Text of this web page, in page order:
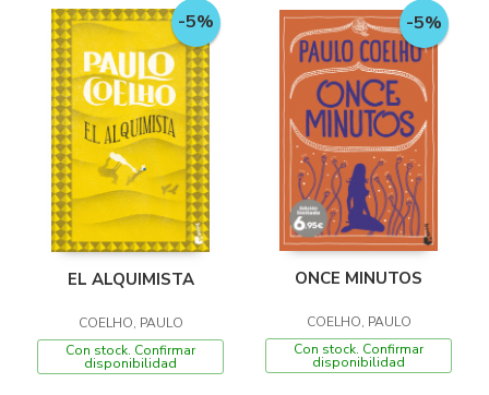
-5%
EL ALQUIMISTA
COELHO, PAULO
Con stock. Confirmar
disponibilidad
-5%
ONCE MINUTOS
COELHO, PAULO
Con stock. Confirmar
disponibilidad